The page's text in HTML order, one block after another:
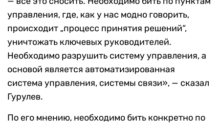
управления, где, как у нас модно говорить,
происходит „процесс принятия решений“,
уничтожать ключевых руководителей.
Необходимо разрушить систему управления, а
основой является автоматизированная
система управления, системы связи», — сказал
Гурулев.
По его мнению, необходимо бить конкретно по